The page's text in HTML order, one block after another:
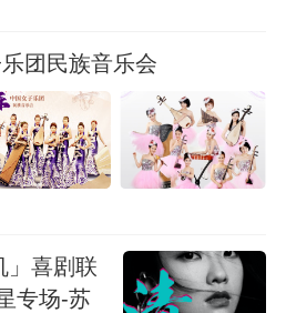
团民族音乐会
」喜剧联
专场-苏